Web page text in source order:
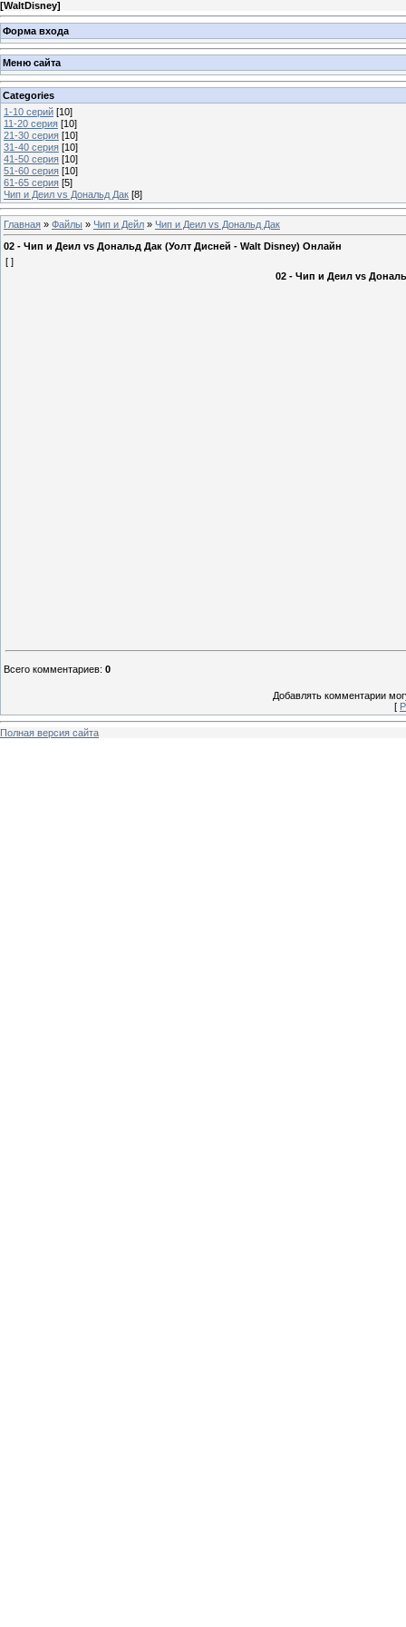
[WaltDisney]
Форма входа
Меню сайта
Categories
1-10 серий [10]
11-20 серия [10]
21-30 серия [10]
31-40 серия [10]
41-50 серия [10]
51-60 серия [10]
61-65 серия [5]
Чип и Деил vs Дональд Дак [8]
Главная » Файлы » Чип и Дейл » Чип и Деил vs Дональд Дак
02 - Чип и Деил vs Дональд Дак (Уолт Дисней - Walt Disney) Онлайн
[ ]
02 - Чип и Деил vs
Всего комментариев: 0
Добавлять комментарии
[
Полная версия сайта